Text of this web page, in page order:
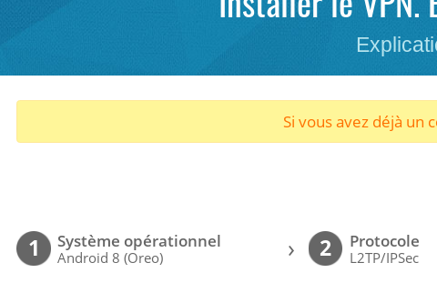
Installer le VPN.
Si vous avez déjà
1 Système opérationnel
Android 8 (Oreo) › 2 Protocole
L2TP/IPSec